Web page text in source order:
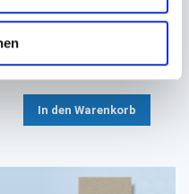
16,3x24cm EcoNatural 216 TN
#832324
Ab 38,70 €
In den Warenkorb